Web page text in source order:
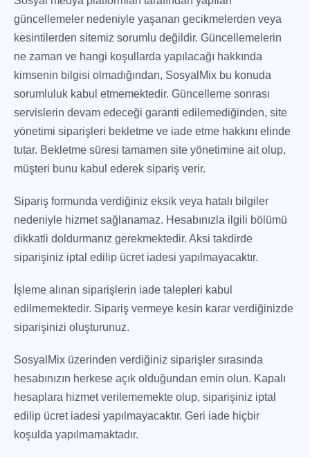
güncellemeler nedeniyle yaşanan gecikmelerden veya
kesintilerden sitemiz sorumlu değildir. Güncellemelerin
ne zaman ve hangi koşullarda yapılacağı hakkında
kimsenin bilgisi olmadığından, SosyalMix bu konuda
sorumluluk kabul etmemektedir. Güncelleme sonrası
servislerin devam edeceği garanti edilemediğinden, site
yönetimi siparişleri bekletme ve iade etme hakkını elinde
tutar. Bekletme süresi tamamen site yönetimine ait olup,
müşteri bunu kabul ederek sipariş verir.
Sipariş formunda verdiğiniz eksik veya hatalı bilgiler
nedeniyle hizmet sağlanamaz. Hesabınızla ilgili bölümü
dikkatli doldurmanız gerekmektedir. Aksi takdirde
siparişiniz iptal edilip ücret iadesi yapılmayacaktır.
İşleme alınan siparişlerin iade talepleri kabul
edilmemektedir. Sipariş vermeye kesin karar verdiğinizde
siparişinizi oluşturunuz.
SosyalMix üzerinden verdiğiniz siparişler sırasında
hesabınızın herkese açık olduğundan emin olun. Kapalı
hesaplara hizmet verilememekte olup, siparişiniz iptal
edilip ücret iadesi yapılmayacaktır. Geri iade hiçbir
koşulda yapılmamaktadır.